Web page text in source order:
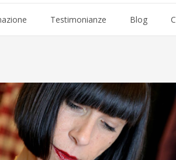
Testimonianze Blog